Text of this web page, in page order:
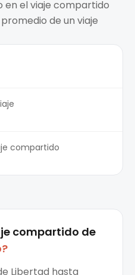
en el viaje compartido
de un viaje
compartido
compartido de
?
Libertad hasta